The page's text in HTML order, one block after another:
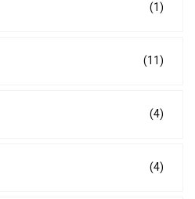
(1)
(11)
(4)
(4)